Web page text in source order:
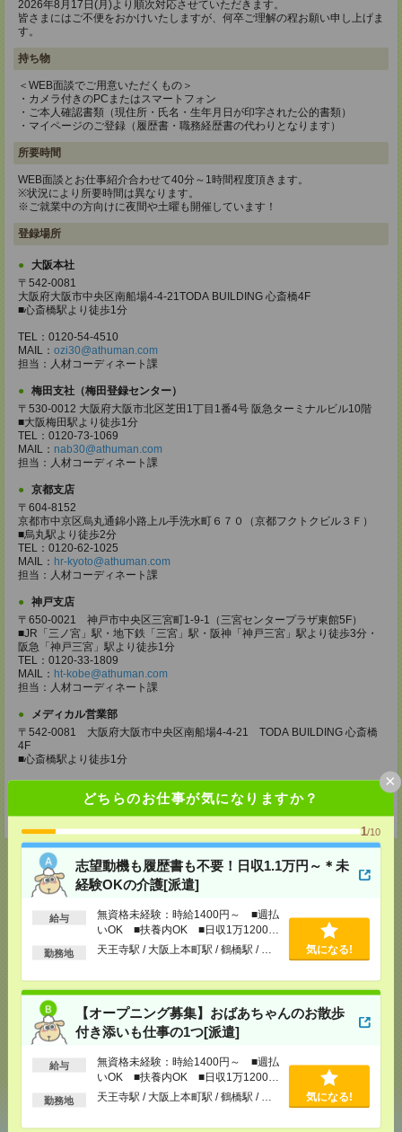
どちらのお仕事が気になりますか？
1/10
志望動機も履歴書も不要！日収1.1万円～＊未
経験OKの介護[派遣]
給与
無資格未経験：時給1400円～ ■週払
いOK ■扶養内OK ■日収1万1200円
以上
勤務地 天王寺駅 / 大阪上本町駅 / 鶴橋駅 / … 気になる!
【オープニング募集】おばあちゃんのお散歩
付き添いも仕事の1つ[派遣]
給与
無資格未経験：時給1400円～ ■週払
いOK ■扶養内OK ■日収1万1200円
以上
勤務地 天王寺駅 / 大阪上本町駅 / 鶴橋駅 / … 気になる!
×
2026年8月17日(月)より順次対応させていただきます。
皆さまにはご不便をおかけいたしますが、何卒ご理解の程お願い申し上げま
す。
持ち物
＜WEB面談でご用意いただくもの＞
・カメラ付きのPCまたはスマートフォン
・ご本人確認書類（現住所・氏名・生年月日が印字された公的書類）
・マイページのご登録（履歴書・職務経歴書の代わりとなります）
所要時間
WEB面談とお仕事紹介合わせて40分～1時間程度頂きます。
※状況により所要時間は異なります。
※ご就業中の方向けに夜間や土曜も開催しています！
登録場所
大阪本社
〒542-0081
大阪府大阪市中央区南船場4-4-21TODA BUILDING 心斎橋4F
■心斎橋駅より徒歩1分
TEL：0120-54-4510
MAIL： ozi30@athuman.com
担当：人材コーディネート課
梅田支社（梅田登録センター）
〒530-0012 大阪府大阪市北区芝田1丁目1番4号 阪急ターミナルビル10階
■大阪梅田駅より徒歩1分
TEL：0120-73-1069
MAIL： nab30@athuman.com
担当：人材コーディネート課
京都支店
〒604-8152
京都市中京区烏丸通錦小路上ル手洗水町６７０（京都フクトクビル３Ｆ）
■烏丸駅より徒歩2分
TEL：0120-62-1025
MAIL： hr-kyoto@athuman.com
担当：人材コーディネート課
神戸支店
〒650-0021 神戸市中央区三宮町1-9-1（三宮センタープラザ東館5F）
■JR「三ノ宮」駅・地下鉄「三宮」駅・阪神「神戸三宮」駅より徒歩3分・
阪急「神戸三宮」駅より徒歩1分
TEL：0120-33-1809
MAIL： ht-kobe@athuman.com
担当：人材コーディネート課
メディカル営業部
〒542-0081 大阪府大阪市中央区南船場4-4-21 TODA BUILDING 心斎橋
4F
■心斎橋駅より徒歩1分
medical-o@athuman.com
担当：人材コーディネート課
応募ページへ
メールで送る
シェア ツイート ブックマーク